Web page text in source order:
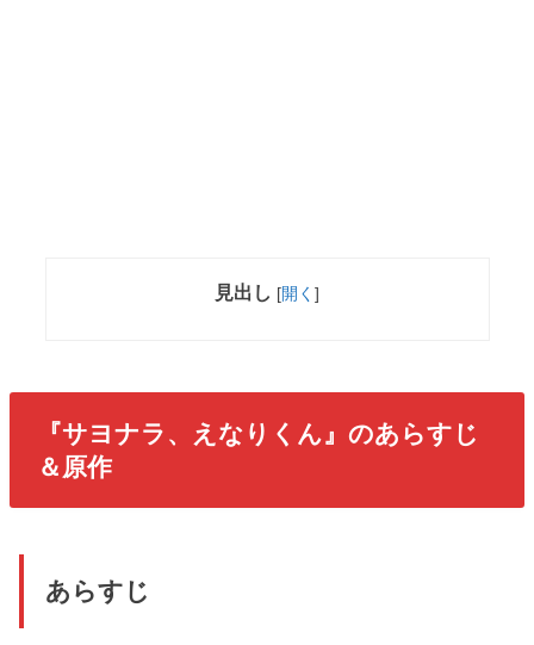
見出し [開く ]
『サヨナラ、えなりくん』のあらすじ
＆原作
あらすじ